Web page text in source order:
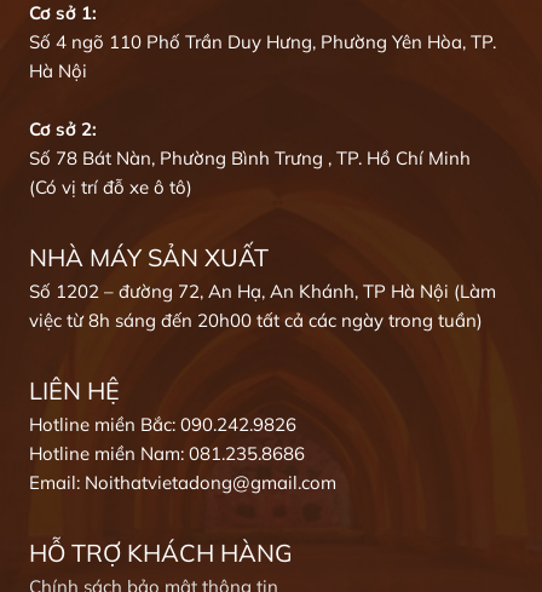
Cơ sở 1:
Số 4 ngõ 110 Phố Trần Duy Hưng, Phường Yên Hòa, TP.
Hà Nội
Cơ sở 2:
Số 78 Bát Nàn, Phường Bình Trưng , TP. Hồ Chí Minh
(Có vị trí đỗ xe ô tô)
NHÀ MÁY SẢN XUẤT
Số 1202 – đường 72, An Hạ, An Khánh, TP Hà Nội (Làm
việc từ 8h sáng đến 20h00 tất cả các ngày trong tuần)
LIÊN HỆ
Hotline miền Bắc: 090.242.9826
Hotline miền Nam: 081.235.8686
Email: Noithatvietadong@gmail.com
HỖ TRỢ KHÁCH HÀNG
Chính sách bảo mật thông tin